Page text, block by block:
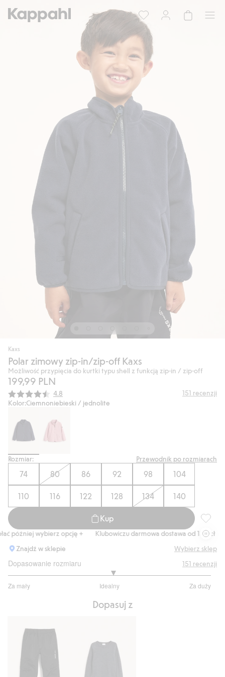
Kaxs
Polar zimowy zip-in/zip-off Kaxs
Możliwość przypięcia do kurtki typu shell z funkcją zip-in / zip-off
199,99 PLN
Średnia ocena:
4.8 151 recenzji
Kolor:Ciemnoniebieski / jednolite
Rozmiar: Przewodnik po rozmiarach
74 80 86 92 98 104
110 116 122 128 134 140
Kup
Polar
później wybierz opcję + Klubowiczu darmowa dostawa od 150 zł
Znajdź w sklepie
Wybierz sklep
Dopasowanie rozmiaru
Za mały Idealny Za duży
na
głosów
151 recenzji
Dopasuj z